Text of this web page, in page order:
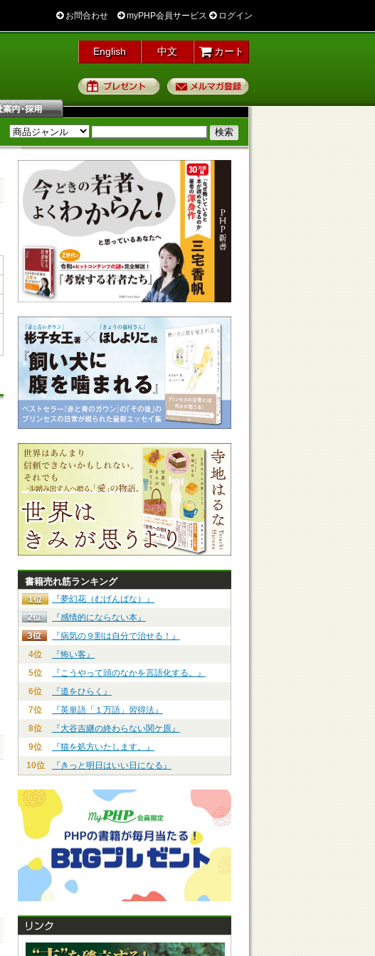
お問合わせ myPHP会員サービス ログイン
English 中文 カート
プレゼント
書籍売れ筋ランキング
『夢幻花（むげんばな）』
『感情的にならない本』
『病気の９割は自分で治せる！』
4位
『怖い客』
5位
『こうやって頭のなかを言語化する。』
6位
『道をひらく』
7位
『英単語「１万語」習得法』
8位
『大谷吉継の終わらない関ケ原』
9位
『猫を処方いたします。』
10位
『きっと明日はいい日になる』